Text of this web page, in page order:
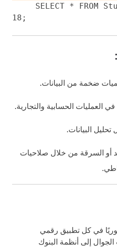
SELECT * FROM
18 ;
ضخمة من البيانات.
العمليات الحسابية والتجارية.
البيانات.
أو السرقة من خلال صلاحيات
في كل تطبيق رقمي
إلى أنظمة البنوك